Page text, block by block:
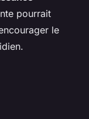
pourrait
le